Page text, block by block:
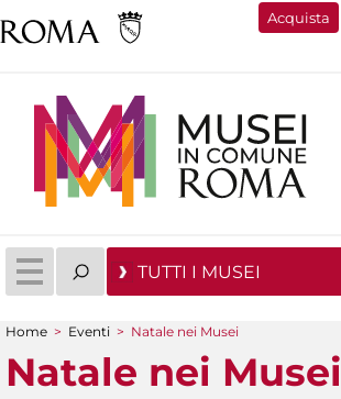
Acquista
TUTTI I MUSEI
Tu sei qui
Home > Eventi > Natale nei Musei
Natale nei Musei